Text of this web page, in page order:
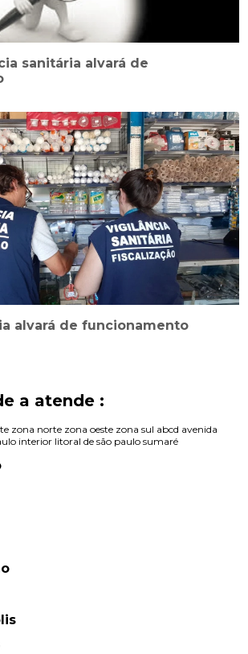
sanitária alvará de
alvará de funcionamento
a atende :
zona norte zona oeste zona sul abcd avenida
interior litoral de são paulo sumaré